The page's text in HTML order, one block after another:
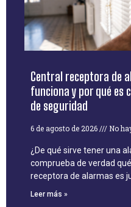
Central receptora de
funciona y por qué es
de seguridad
6 de agosto de 2026 No
¿De qué sirve tener una
comprueba de verdad
receptora de alarmas es
Leer más »